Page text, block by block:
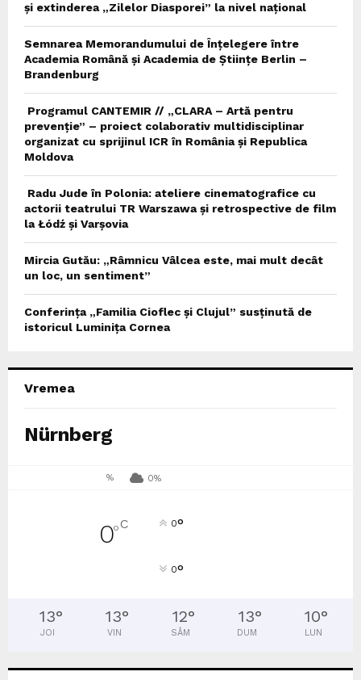
și extinderea „Zilelor Diasporei” la nivel național
Semnarea Memorandumului de Înțelegere între
Academia Română și Academia de Științe Berlin –
Brandenburg
Programul CANTEMIR // „CLARA – Artă pentru
prevenție” – proiect colaborativ multidisciplinar
organizat cu sprijinul ICR în România și Republica
Moldova
Radu Jude în Polonia: ateliere cinematografice cu
actorii teatrului TR Warszawa și retrospective de film
la Łódź și Varșovia
Mircia Gutău: „Râmnicu Vâlcea este, mai mult decât
un loc, un sentiment”
Conferința „Familia Cioflec și Clujul” susținută de
istoricul Luminița Cornea
Vremea
Nürnberg
% 0%
0°C 0°
0°
13°
JOI
13°
VIN
12°
SÂM
13°
DUM
10°
LUN